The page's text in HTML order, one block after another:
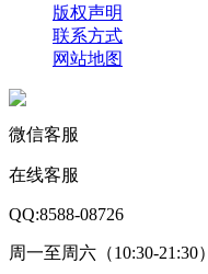
版权声明
联系方式
网站地图
微信客服
在线客服
QQ:8588-08726
周一至周六（10:30-21:30）